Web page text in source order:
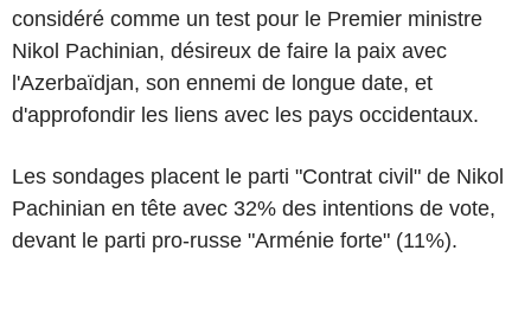
considéré comme un test pour le Premier ministre
Nikol Pachinian, désireux de faire la paix avec
l'Azerbaïdjan, son ennemi de longue date, et
d'approfondir les liens avec les pays occidentaux.
Les sondages placent le parti "Contrat civil" de Nikol
Pachinian en tête avec 32% des intentions de vote,
devant le parti pro-russe "Arménie forte" (11%).